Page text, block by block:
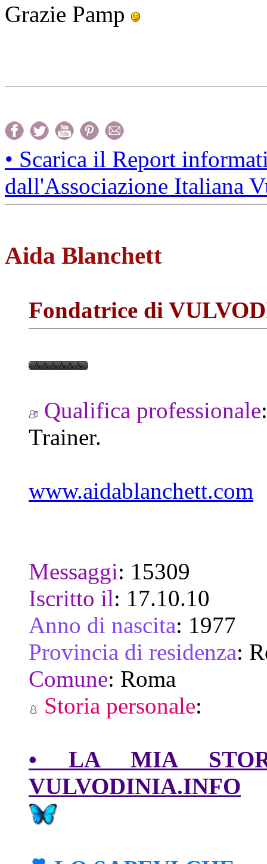
Grazie Pamp
• Scarica il Report
dall'Associazione Italiana
Aida Blanchett
Fondatrice di
Qualifica professionale
Trainer.
www.aidablanchett.com
Messaggi: 15309
Iscritto il: 17.10.10
Anno di nascita: 1977
Provincia di residenza:
Comune: Roma
Storia personale:
• LA MIA
VULVODINIA.INFO